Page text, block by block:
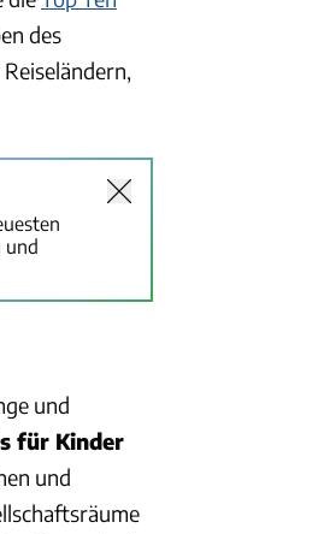
des
und
und
für Kinder
und